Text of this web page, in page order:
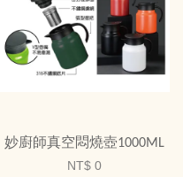
妙廚師真空悶燒壺1000ML
NT$ 0